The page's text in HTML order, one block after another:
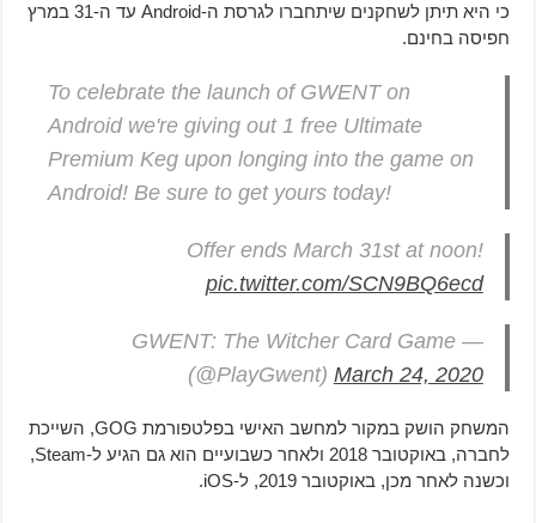
כי היא תיתן לשחקנים שיתחברו לגרסת ה-Android עד ה-31 במרץ
חפיסה בחינם.
To celebrate the launch of GWENT on
Android we're giving out 1 free Ultimate
Premium Keg upon longing into the game on
Android! Be sure to get yours today!
Offer ends March 31st at noon!
pic.twitter.com/SCN9BQ6ecd
— GWENT: The Witcher Card Game
(@PlayGwent)March 24, 2020
המשחק הושק במקור למחשב האישי בפלטפורמת GOG, השייכת
לחברה, באוקטובר 2018 ולאחר כשבועיים הוא גם הגיע ל-Steam,
וכשנה לאחר מכן, באוקטובר 2019, ל-iOS.